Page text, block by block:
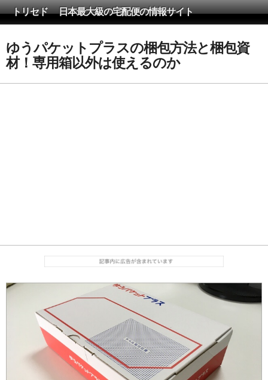
トリセド 日本最大級の宅配便の情報サイト
ゆうパケットプラスの梱包方法と梱包資
材！専用箱以外は使えるのか